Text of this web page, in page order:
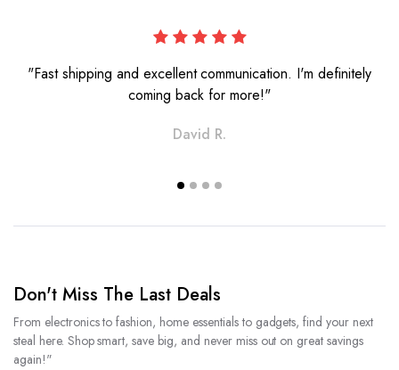
"Fast shipping and excellent communication. I'm definitely
coming back for more!"
David R.
Don't Miss The Last Deals
From electronics to fashion, home essentials to gadgets, find your next
steal here. Shop smart, save big, and never miss out on great savings
again!"